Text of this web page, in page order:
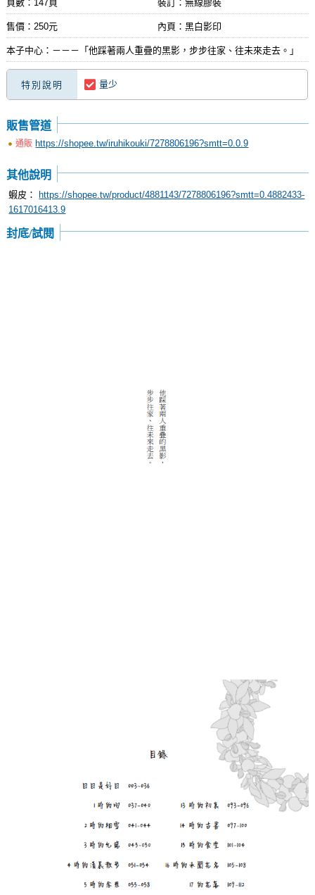
頁數：147頁 裝訂：無線膠裝
售價：250元 內頁：黑白影印
本子中心：－－－「他踩著兩人重疊的黑影，步步往家、往未來走去。」
特別說明 量少
販售管道
通販 https://shopee.tw/iruhikouki/7278806196?smtt=0.0.9
其他說明
蝦皮：
https://shopee.tw/product/4881143/7278806196?smtt=0.4882433-
1617016413.9
封底/試閱